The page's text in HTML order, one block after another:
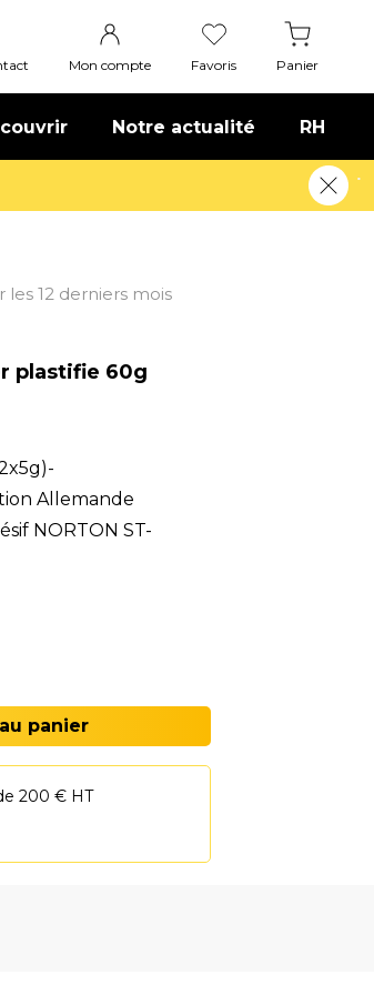
Mon compte Favoris Panier
Notre actualité RH
12 derniers mois
plastifie 60g
Allemande
NORTON ST-
panier
200 € HT